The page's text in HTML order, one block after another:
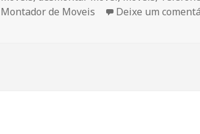
Montador de Moveis
Deixe um